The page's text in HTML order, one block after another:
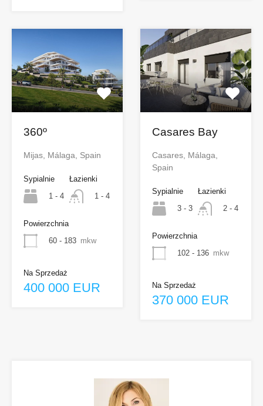
360º
Mijas, Málaga, Spain
Sypialnie
1 - 4
Łazienki
1 - 4
Powierzchnia
60 - 183 mkw
Na Sprzedaż
400 000 EUR
Casares Bay
Casares, Málaga,
Spain
Sypialnie
3 - 3
Łazienki
2 - 4
Powierzchnia
102 - 136 mkw
Na Sprzedaż
370 000 EUR